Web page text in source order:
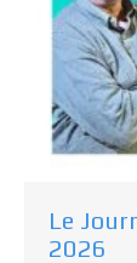
Le
2026